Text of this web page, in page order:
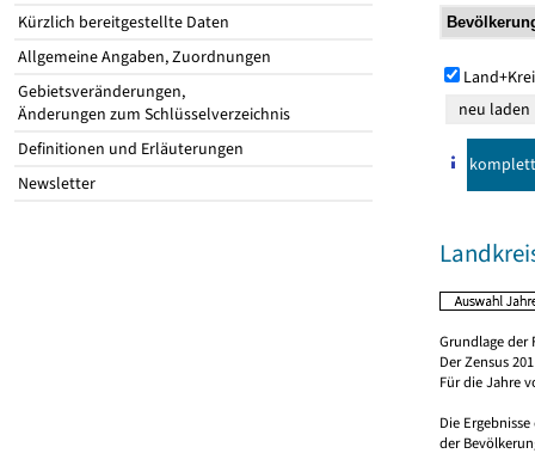
Kürzlich bereitgestellte Daten
Allgemeine Angaben, Zuordnungen
Gebietsveränderungen,
Änderungen zum Schlüsselverzeichnis
Definitionen und Erläuterungen
Newsletter
komplett
Grundlage der
Der Zensus
Für die Jahre
Die
der